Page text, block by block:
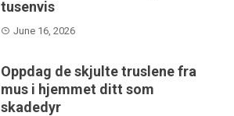
tusenvis
June 16, 2026
Oppdag de skjulte truslene fra
mus i hjemmet ditt som
skadedyr